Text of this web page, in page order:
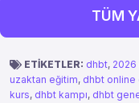
TÜM
ETİKETLER: dhbt,
uzaktan eğitim, dhbt online
kurs, dhbt kampı, dhbt